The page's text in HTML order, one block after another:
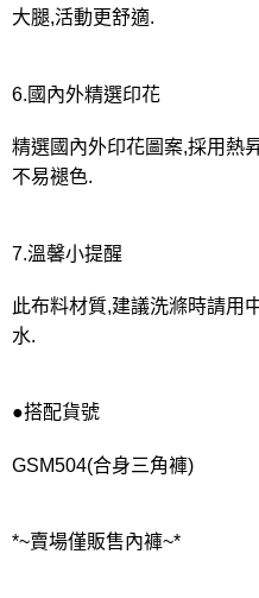
大腿,活動更舒適.
6.國內外精選印花
精選國內外印花圖案,採用熱
不易褪色.
7.溫馨小提醒
此布料材質,建議洗滌時請用
水.
●搭配貨號
GSM504(合身三角褲)
*~賣場僅販售內褲~*